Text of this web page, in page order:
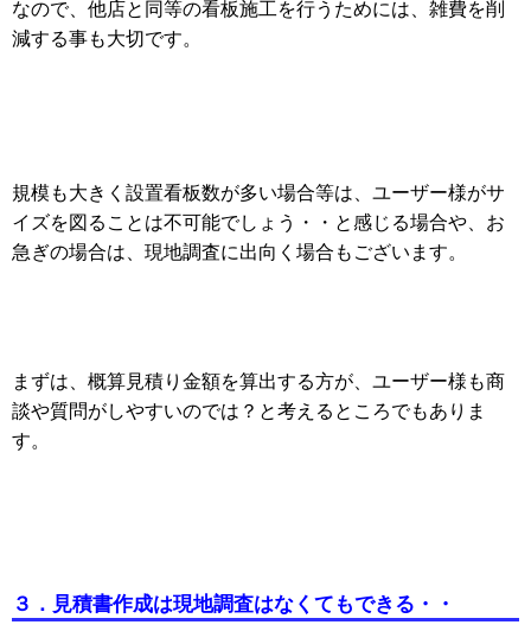
なので、他店と同等の看板施工を行うためには、雑費を削
減する事も大切です。
規模も大きく設置看板数が多い場合等は、ユーザー様がサ
イズを図ることは不可能でしょう・・と感じる場合や、お
急ぎの場合は、現地調査に出向く場合もございます。
まずは、概算見積り金額を算出する方が、ユーザー様も商
談や質問がしやすいのでは？と考えるところでもありま
す。
３．見積書作成は現地調査はなくてもできる・・